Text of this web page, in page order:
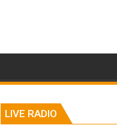
LIVE RADIO